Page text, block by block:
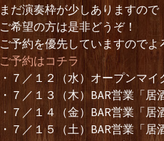
まだ演奏枠が少しありますので
ご希望の方は是非どうぞ！
ご予約を優先していますのでよ
ご予約はコチラ
・７／１２（水）オープンマイ
・７／１３（木）BAR営業「居
・７／１４（金）BAR営業「居
・７／１５（土）BAR営業「居